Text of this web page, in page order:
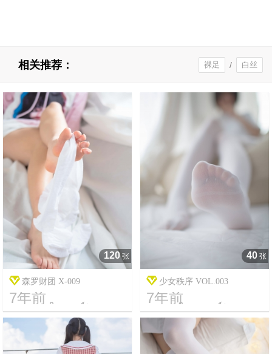
相关推荐： 白丝
/
裸足
120 张
森罗财团 X-009
7年前
5 2803
40 张
少女秩序 VOL.003
7年前
15 3962